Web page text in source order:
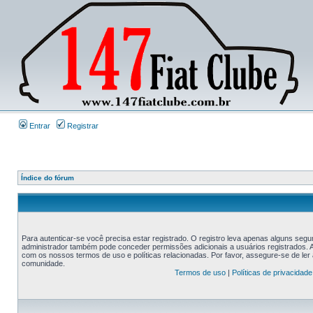
Entrar Registrar
Índice do fórum
Para autenticar-se você precisa estar registrado. O registro leva apenas alguns
administrador também pode conceder permissões adicionais a usuários registrados.
com os nossos termos de uso e políticas relacionadas. Por favor, assegure-se de
comunidade.
Termos de uso | Políticas de privacidade